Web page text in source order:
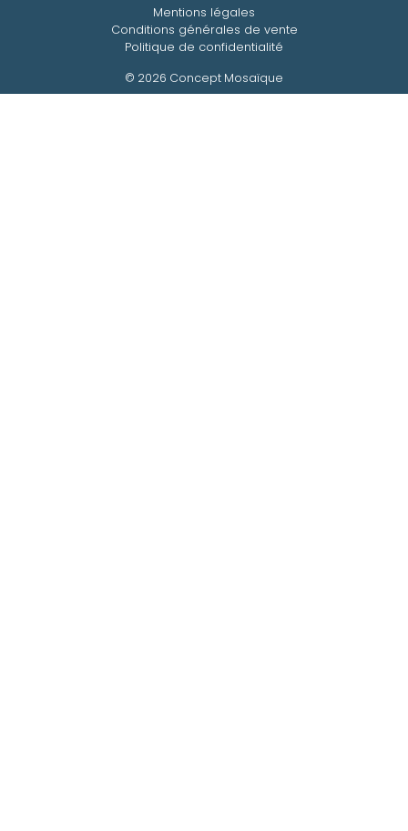
© 2026 Concept Mosaïque
Mentions légales
Conditions générales de vente
Politique de confidentialité